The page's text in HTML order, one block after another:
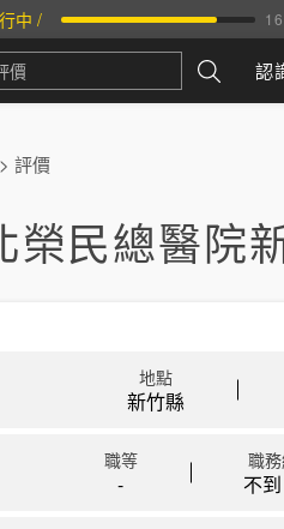
中 /
認
> 評價
榮民總醫院
地點
新竹縣
職等
-
職
不